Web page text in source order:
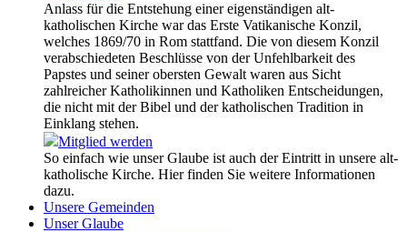
Anlass für die Entstehung einer eigenständigen alt-
katholischen Kirche war das Erste Vatikanische Konzil,
welches 1869/70 in Rom stattfand. Die von diesem Konzil
verabschiedeten Beschlüsse von der Unfehlbarkeit des
Papstes und seiner obersten Gewalt waren aus Sicht
zahlreicher Katholikinnen und Katholiken Entscheidungen,
die nicht mit der Bibel und der katholischen Tradition in
Einklang stehen.
Mitglied werden
So einfach wie unser Glaube ist auch der Eintritt in unsere alt-
katholische Kirche. Hier finden Sie weitere Informationen
dazu.
Unsere Gemeinden
Unser Glaube